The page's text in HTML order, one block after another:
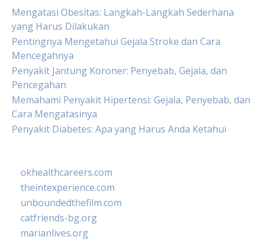
Mengatasi Obesitas: Langkah-Langkah Sederhana
yang Harus Dilakukan
Pentingnya Mengetahui Gejala Stroke dan Cara
Mencegahnya
Penyakit Jantung Koroner: Penyebab, Gejala, dan
Pencegahan
Memahami Penyakit Hipertensi: Gejala, Penyebab, dan
Cara Mengatasinya
Penyakit Diabetes: Apa yang Harus Anda Ketahui
okhealthcareers.com
theintexperience.com
unboundedthefilm.com
catfriends-bg.org
marianlives.org